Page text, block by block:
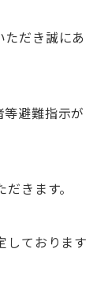
だき誠にあ
避難指示が
きます。
しております